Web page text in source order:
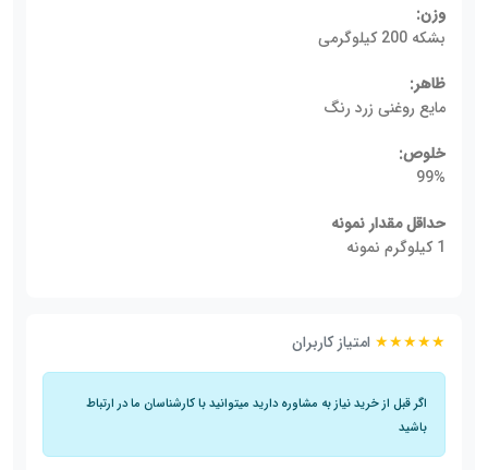
وزن:
بشکه 200 کیلوگرمی
ظاهر:
مایع روغنی زرد رنگ
خلوص:
99%
حداقل مقدار نمونه
1 کیلوگرم نمونه
★★★★★ امتیاز کاربران
اگر قبل از خرید نیاز به مشاوره دارید میتوانید با کارشناسان ما در ارتباط
باشید